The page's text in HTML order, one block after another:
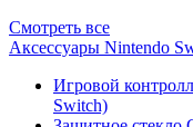
Смотреть все
Аксессуары Nintendo
Игровой
Switch)